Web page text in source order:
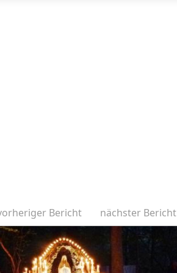
Bericht nächster Bericht